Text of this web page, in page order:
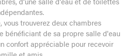
vous trouverez deux chambres
bénéficiant de sa propre salle d'eau
confort appréciable pour recevoir